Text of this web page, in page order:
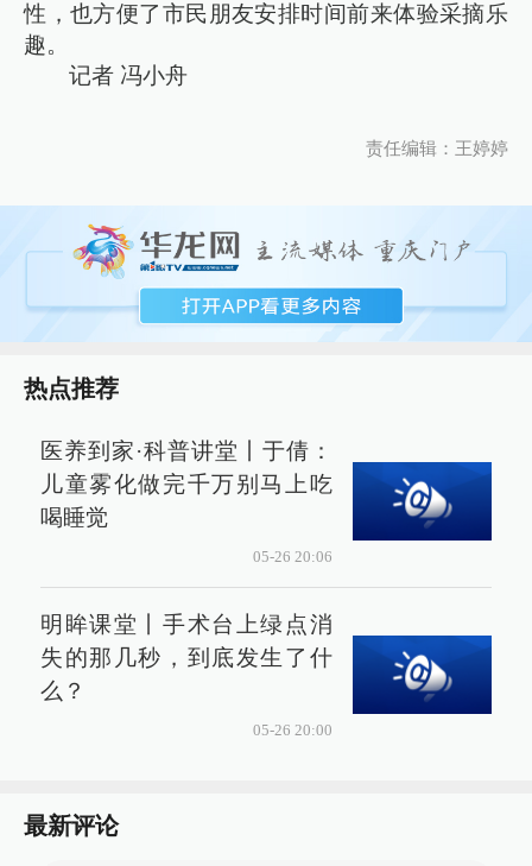
性，也方便了市民朋友安排时间前来体验采摘乐
趣。
记者 冯小舟
责任编辑：王婷婷
热点推荐
医养到家·科普讲堂丨于倩：
儿童雾化做完千万别马上吃
喝睡觉
05-26 20:06
明眸课堂丨手术台上绿点消
失的那几秒，到底发生了什
么？
05-26 20:00
最新评论